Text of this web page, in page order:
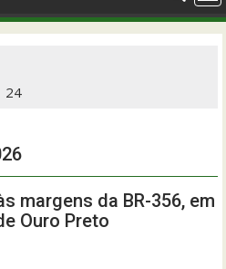
24
margens da BR-356, em
Ouro Preto